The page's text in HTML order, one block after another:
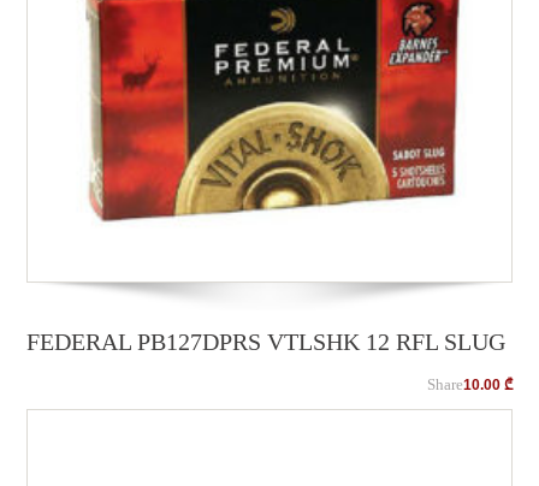
FEDERAL PB127DPRS VTLSHK 12 RFL SLUG
10.00 ₾
Share